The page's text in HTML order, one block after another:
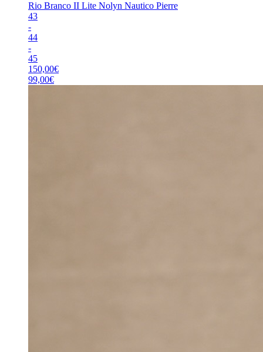
Rio Branco II Lite Nolyn Nautico Pierre
43
-
44
-
45
150,00€
99,00€